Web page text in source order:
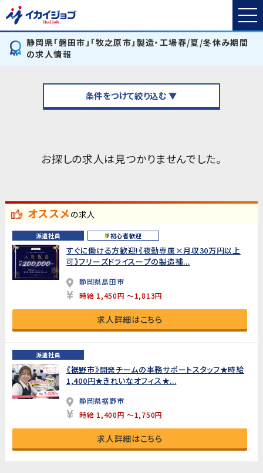
静岡県「磐田市」「牧之原市」製造・工場春/夏/冬休み期間
の求人情報
条件をつけて絞り込む ▼
お探しの求人は見つかりませんでした。
オススメの求人
派遣社員 初心者歓迎
すぐに働ける方歓迎!《夜勤専属×月収30万円以上
可》フリーズドライスープの製造補...
静岡県島田市
時給 1,450円 ～1,813円
求人詳細はこちら
派遣社員
《裾野市》開発チームの事務サポートスタッフ★時給
1,400円★きれいなオフィス★...
静岡県裾野市
時給 1,400円 ～1,750円
求人詳細はこちら